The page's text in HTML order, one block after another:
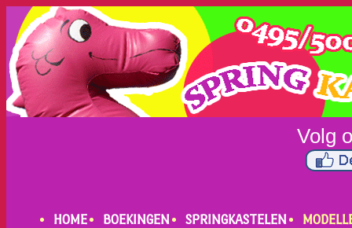
HOME BOEKINGEN SPRINGKASTELEN